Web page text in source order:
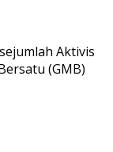
Aktivis
(GMB)